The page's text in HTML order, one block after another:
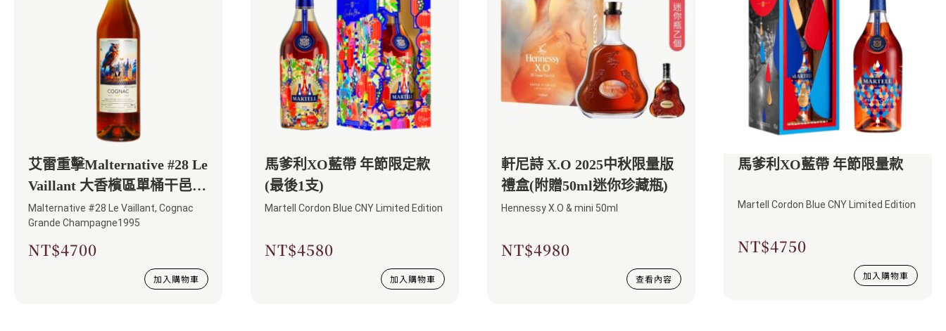
艾雷重擊Malternative #28 Le
Vaillant 大香檳區單桶干邑
1995
Malternative #28 Le Vaillant, Cognac
Grande Champagne1995
NT$4700
加入購物車
馬爹利XO藍帶 年節限定款
(最後1支)
Martell Cordon Blue CNY Limited Edition
NT$4580
加入購物車
軒尼詩 X.O 2025中秋限量版
禮盒(附贈50ml迷你珍藏瓶)
Hennessy X.O & mini 50ml
NT$4980
查看內容
馬爹利XO藍帶 年節限量款
Martell Cordon Blue CNY Limited Edition
NT$4750
加入購物車